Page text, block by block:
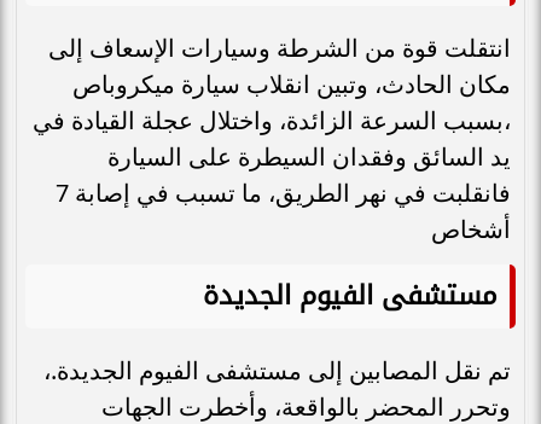
انتقلت قوة من الشرطة وسيارات الإسعاف إلى
مكان الحادث، وتبين انقلاب سيارة ميكروباص
،بسبب السرعة الزائدة، واختلال عجلة القيادة في
يد السائق وفقدان السيطرة على السيارة
فانقلبت في نهر الطريق، ما تسبب في إصابة 7
أشخاص
مستشفى الفيوم الجديدة
تم نقل المصابين إلى مستشفى الفيوم الجديدة.،
وتحرر المحضر بالواقعة، وأخطرت الجهات